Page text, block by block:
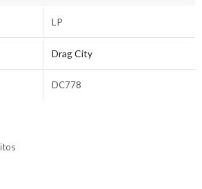
LP
Drag City
DC778